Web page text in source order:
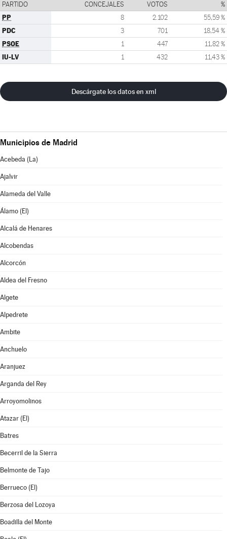
PARTIDO CONCEJALES VOTOS %
PP 8 2.102 55,59 %
PDC 3 701 18,54 %
PSOE 1 447 11,82 %
IU-LV 1 432 11,43 %
Descárgate los datos en xml
Municipios de Madrid
Acebeda (La)
Ajalvir
Alameda del Valle
Álamo (El)
Alcalá de Henares
Alcobendas
Alcorcón
Aldea del Fresno
Algete
Alpedrete
Ambite
Anchuelo
Aranjuez
Arganda del Rey
Arroyomolinos
Atazar (El)
Batres
Becerril de la Sierra
Belmonte de Tajo
Berrueco (El)
Berzosa del Lozoya
Boadilla del Monte